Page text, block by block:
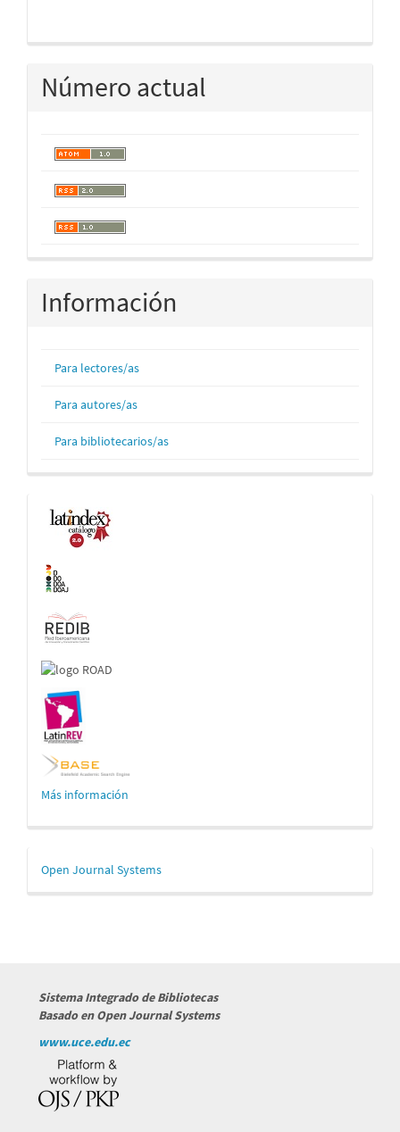
Número actual
Información
Para lectores/as
Para autores/as
Para bibliotecarios/as
Indexaciones
Más información
Desarrollado
por
Open Journal Systems
Sistema Integrado de Bibliotecas
Basado en Open Journal Systems
www.uce.edu.ec